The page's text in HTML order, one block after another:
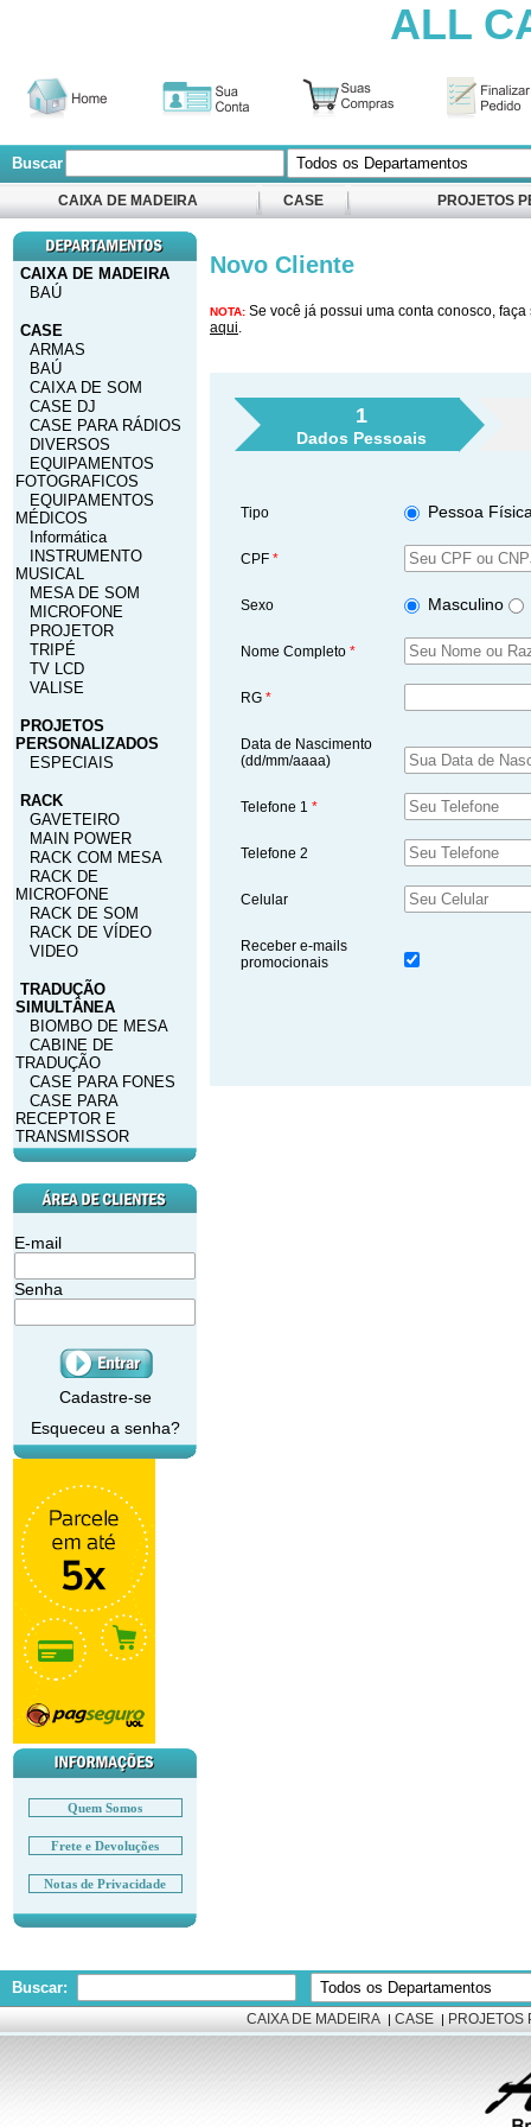
ALL
Buscar
CAIXA DE MADEIRA CASE PROJETOS
CAIXA DE MADEIRA
BAÚ
CASE
ARMAS
BAÚ
CAIXA DE SOM
CASE DJ
CASE PARA RÁDIOS
DIVERSOS
EQUIPAMENTOS
FOTOGRAFICOS
EQUIPAMENTOS
MÉDICOS
Informática
INSTRUMENTO
MUSICAL
MESA DE SOM
MICROFONE
PROJETOR
TRIPÉ
TV LCD
VALISE
PROJETOS
PERSONALIZADOS
ESPECIAIS
RACK
GAVETEIRO
MAIN POWER
RACK COM MESA
RACK DE
MICROFONE
RACK DE SOM
RACK DE VÍDEO
VIDEO
TRADUÇÃO
SIMULTÂNEA
BIOMBO DE MESA
CABINE DE
TRADUÇÃO
CASE PARA FONES
CASE PARA
RECEPTOR E
TRANSMISSOR
E-mail
Senha
Cadastre-se
Esqueceu a senha?
Quem Somos
Frete e Devoluções
Notas de Privacidade
Novo Cliente
NOTA: Se você já possui uma conta conosco,
aqui.
1
Dados Pessoais
Tipo Pessoa
CPF *
Sexo Masculino
Nome Completo *
RG*
Data de Nascimento
(dd/mm/aaaa)
Telefone 1*
Telefone 2
Celular
Receber e-mails
promocionais
Buscar:
CAIXA DE MADEIRA | CASE | PROJETOS